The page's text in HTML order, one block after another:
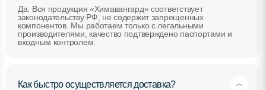
Да. Вся продукция «Химавангард» соответствует
законодательству РФ, не содержит запрещенных
компонентов. Мы работаем только с легальными
производителями, качество подтверждено паспортами и
входным контролем.
Как быстро осуществляется доставка?